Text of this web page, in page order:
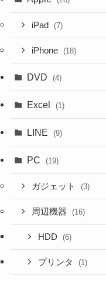
iPad (7)
iPhone (18)
DVD (4)
Excel (1)
LINE (9)
PC (19)
ガジェット (3)
周辺機器 (16)
HDD (6)
プリンタ (1)